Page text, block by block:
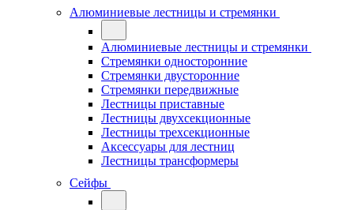
Алюминиевые лестницы и стремянки
Алюминиевые лестницы и стремянки
Стремянки односторонние
Стремянки двусторонние
Стремянки передвижные
Лестницы приставные
Лестницы двухсекционные
Лестницы трехсекционные
Аксессуары для лестниц
Лестницы трансформеры
Сейфы